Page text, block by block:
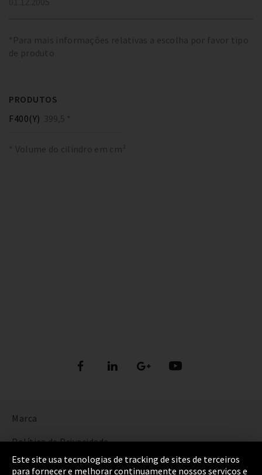
*Para mais informações relativas a escolha por favor tipo
de produto
PRODUTOS
F400(Y) 399,5 *
* Volume do cilindro em cm³
Marca
Política de Privacidade
Cookie Settings
Este site usa tecnologias de tracking de sites de terceiros
para fornecer e melhorar continuamente nossos serviços e